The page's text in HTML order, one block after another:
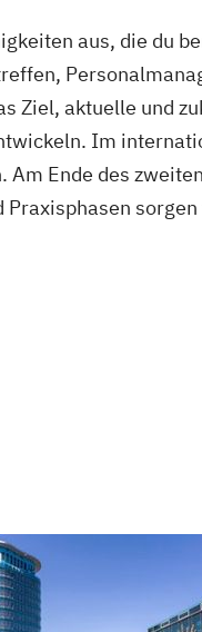
aus, die du
Ziel, aktuelle und
Im
Ende des